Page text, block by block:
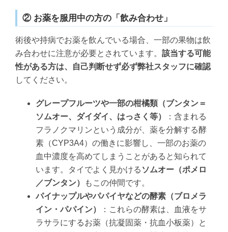
② お薬を服用中の方の「飲み合わせ」
術後や持病でお薬を飲んでいる場合、一部の果物は飲
み合わせに注意が必要とされています。 該当する可能
性がある方は、自己判断せず必ず弊社スタッフに確認
してください。
グレープフルーツや一部の柑橘類（ブンタン＝
ソムオー、ダイダイ、はっさく等）
：含まれる
フラノクマリンという成分が、薬を分解する酵
素（CYP3A4）の働きに影響し、一部のお薬の
血中濃度を高めてしまうことがあると知られて
います。タイでよく見かける ソムオー（ポメロ
／ブンタン）
もこの仲間です。
パイナップルやパパイヤなどの酵素（ブロメラ
イン・パパイン）
：これらの酵素は、血液をサ
ラサラにするお薬（抗凝固薬・抗血小板薬）と